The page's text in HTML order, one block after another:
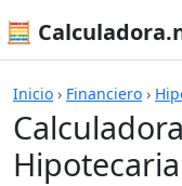
🧮
Inicio › Financiero ›
Hipotecaria
Calculadoras